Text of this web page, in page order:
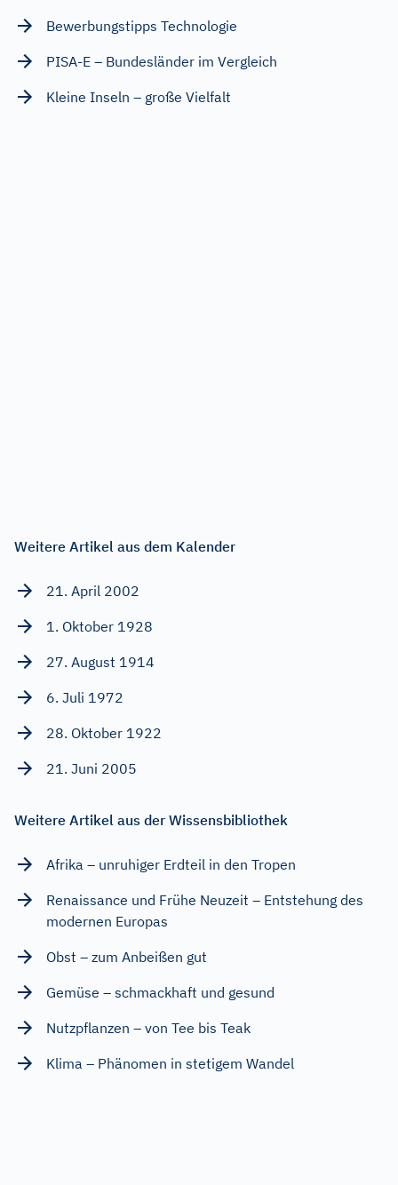
Bewerbungstipps Technologie
PISA-E – Bundesländer im Vergleich
Kleine Inseln – große Vielfalt
Weitere Artikel aus dem Kalender
21. April 2002
1. Oktober 1928
27. August 1914
6. Juli 1972
28. Oktober 1922
21. Juni 2005
Weitere Artikel aus der Wissensbibliothek
Afrika – unruhiger Erdteil in den Tropen
Renaissance und Frühe Neuzeit – Entstehung des
modernen Europas
Obst – zum Anbeißen gut
Gemüse – schmackhaft und gesund
Nutzpflanzen – von Tee bis Teak
Klima – Phänomen in stetigem Wandel